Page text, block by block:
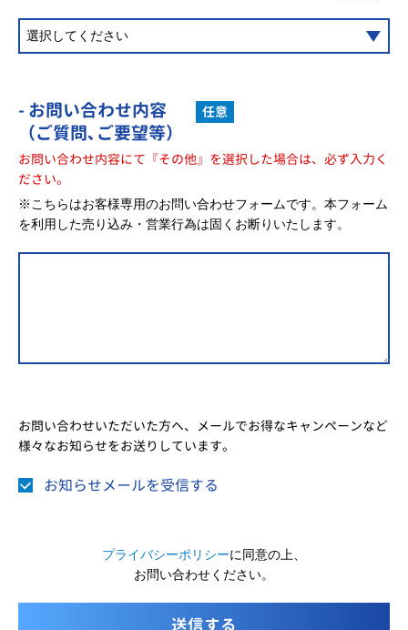
- お問い合わせ内容
（ご質問､ご要望等）
任意
お問い合わせ内容にて『その他』を選択した場合は、必ず入力く
ださい。
※こちらはお客様専用のお問い合わせフォームです。本フォーム
を利用した売り込み・営業行為は固くお断りいたします。
お問い合わせいただいた方へ、メールでお得なキャンペーンなど
様々なお知らせをお送りしています。
お知らせメールを受信する
プライバシーポリシーに同意の上、
お問い合わせください。